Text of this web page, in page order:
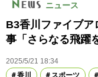
ニュース
B3香川ファイブ
事「さらなる飛躍
2025/5/21 18:34
香川
スポーツ